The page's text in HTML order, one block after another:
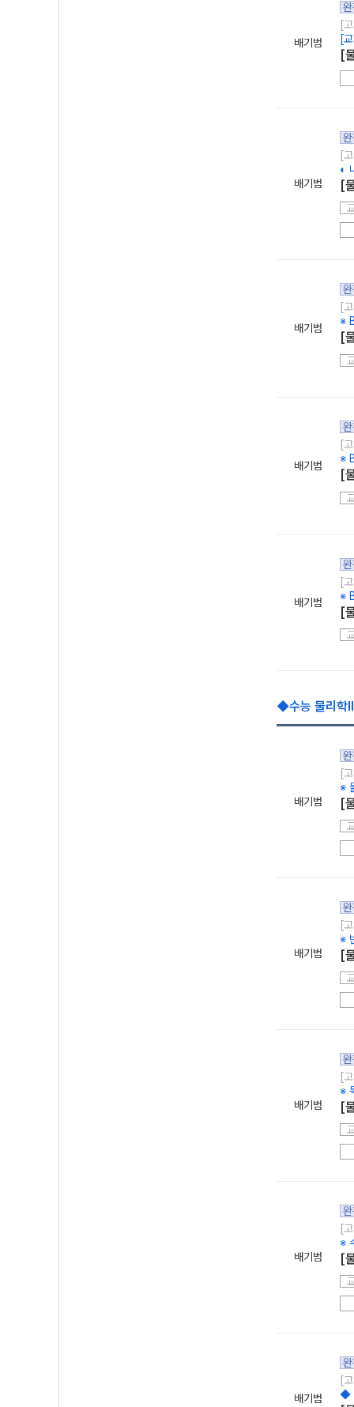
배기범
[
[
[
배기범
[
◐
[
배기범
[
※
[
배기범
[
※
[
배기범
[
※
[
◆수능 물리학
배기범
[
※
[
배기범
[
※
[
배기범
[
※
[
배기범
[
※
[
배기범
[
◆